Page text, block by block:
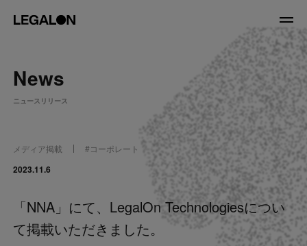
About
役員紹介
Service
News
News
ニュースリリース
メディア掲載 #コーポレート
2023.11.6
「NNA」にて、LegalOn Technologiesについ
て掲載いただきました。